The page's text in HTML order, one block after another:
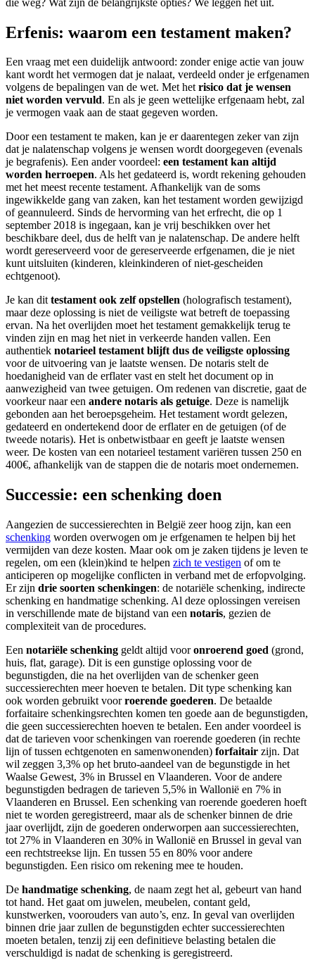
Erfenis: waarom een testament maken?
Een vraag met een duidelijk antwoord: zonder enige actie van jouw
kant wordt het vermogen dat je nalaat, verdeeld onder je erfgenamen
volgens de bepalingen van de wet. Met hetrisico dat je wensen
niet worden vervuld. En als je geen wettelijke erfgenaam hebt, zal
je vermogen vaak aan de staat gegeven worden.
Door een testament te maken, kan je er daarentegen zeker van zijn
dat je nalatenschap volgens je wensen wordt doorgegeven (evenals
je begrafenis). Een ander voordeel: een testament kan altijd
worden herroepen. Als het gedateerd is, wordt rekening gehouden
met het meest recente testament. Afhankelijk van de soms
ingewikkelde gang van zaken, kan het testament worden gewijzigd
of geannuleerd. Sinds de hervorming van het erfrecht, die op 1
september 2018 is ingegaan, kan je vrij beschikken over het
beschikbare deel, dus de helft van je nalatenschap. De andere helft
wordt gereserveerd voor de gereserveerde erfgenamen, die je niet
kunt uitsluiten (kinderen, kleinkinderen of niet-gescheiden
echtgenoot).
Je kan dittestament ook zelf opstellen (holografisch testament),
maar deze oplossing is niet de veiligste wat betreft de toepassing
ervan. Na het overlijden moet het testament gemakkelijk terug te
vinden zijn en mag het niet in verkeerde handen vallen. Een
authentiek notarieel testament blijft dus de veiligste oplossing
voor de uitvoering van je laatste wensen. De notaris stelt de
hoedanigheid van de erflater vast en stelt het document op in
aanwezigheid van twee getuigen. Om redenen van discretie, gaat de
voorkeur naar een andere notaris als getuige. Deze is namelijk
gebonden aan het beroepsgeheim. Het testament wordt gelezen,
gedateerd en ondertekend door de erflater en de getuigen (of de
tweede notaris). Het is onbetwistbaar en geeft je laatste wensen
weer. De kosten van een notarieel testament variëren tussen 250 en
400€, afhankelijk van de stappen die de notaris moet ondernemen.
Successie: een schenking doen
Aangezien de successierechten in België zeer hoog zijn, kan een
schenking worden overwogen om je erfgenamen te helpen bij het
vermijden van deze kosten. Maar ook om je zaken tijdens je leven te
regelen, om een (klein)kind te helpen zich te vestigen of om te
anticiperen op mogelijke conflicten in verband met de erfopvolging.
Er zijn drie soorten schenkingen: de notariële schenking, indirecte
schenking en handmatige schenking. Al deze oplossingen vereisen
in verschillende mate de bijstand van een notaris, gezien de
complexiteit van de procedures.
Een notariële schenking geldt altijd vooronroerend goed (grond,
huis, flat, garage). Dit is een gunstige oplossing voor de
begunstigden, die na het overlijden van de schenker geen
successierechten meer hoeven te betalen. Dit type schenking kan
ook worden gebruikt voorroerende goederen. De betaalde
forfaitaire schenkingsrechten komen ten goede aan de begunstigden,
die geen successierechten hoeven te betalen. Een ander voordeel is
dat de tarieven voor schenkingen van roerende goederen (in rechte
lijn of tussen echtgenoten en samenwonenden) forfaitair zijn. Dat
wil zeggen 3,3% op het bruto-aandeel van de begunstigde in het
Waalse Gewest, 3% in Brussel en Vlaanderen. Voor de andere
begunstigden bedragen de tarieven 5,5% in Wallonië en 7% in
Vlaanderen en Brussel. Een schenking van roerende goederen hoeft
niet te worden geregistreerd, maar als de schenker binnen de drie
jaar overlijdt, zijn de goederen onderworpen aan successierechten,
tot 27% in Vlaanderen en 30% in Wallonië en Brussel in geval van
een rechtstreekse lijn. En tussen 55 en 80% voor andere
begunstigden. Een risico om rekening mee te houden.
De handmatige schenking, de naam zegt het al, gebeurt van hand
tot hand. Het gaat om juwelen, meubelen, contant geld,
kunstwerken, voorouders van auto’s, enz. In geval van overlijden
binnen drie jaar zullen de begunstigden echter successierechten
moeten betalen, tenzij zij een definitieve belasting betalen die
verschuldigd is nadat de schenking is geregistreerd.